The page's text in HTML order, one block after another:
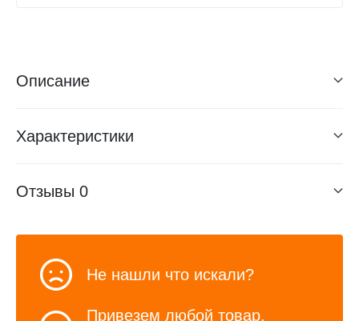
Описание
Характеристики
Отзывы 0
Не нашли что искали?
Привезем любой товар,